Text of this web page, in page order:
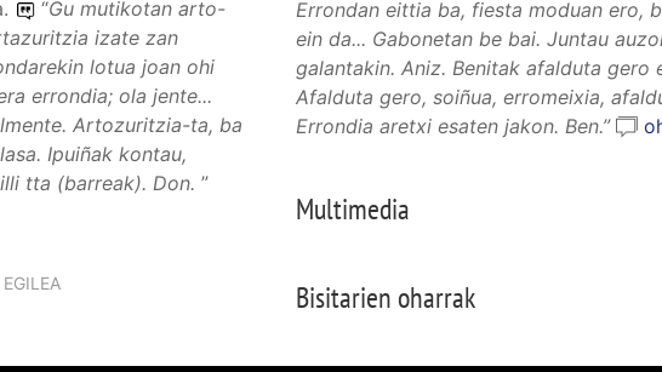
“Gu mutikotan arto-
izate zan
lotua joan ohi
errondia; ola jente...
Artozuritzia-ta, ba
Ipuiñak kontau,
tta (barreak). Don. ”
EGILEA
Errondan eittia ba, fiesta moduan ero,
ein da... Gabonetan be bai. Juntau
galantakin. Aniz. Benitak afalduta
Afalduta gero, soiñua, erromeixia,
Errondia aretxi esaten jakon. Ben.”
Multimedia
Bisitarien oharrak